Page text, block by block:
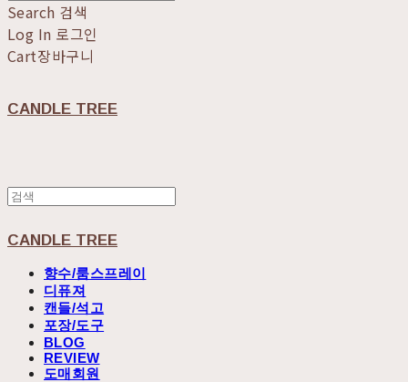
Search 검색
Log In 로그인
Cart장바구니
CANDLE TREE
CANDLE TREE
향수/룸스프레이
디퓨져
캔들/석고
포장/도구
BLOG
REVIEW
도매회원